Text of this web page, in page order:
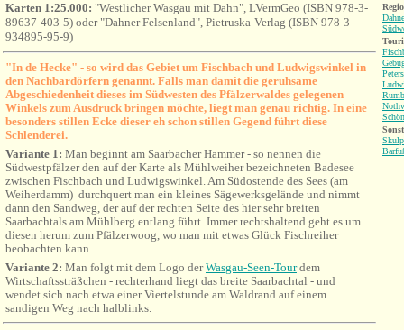
Karten 1:25.000: "Westlicher Wasgau mit Dahn", LVermGeo (ISBN 978-3-
89637-403-5) oder "Dahner Felsenland", Pietruska-Verlag (ISBN 978-3-
934895-95-9)
"In de Hecke" - so wird das Gebiet um Fischbach und Ludwigswinkel in
den Nachbardörfern genannt. Falls man damit die geruhsame
Abgeschiedenheit dieses im Südwesten des Pfälzerwaldes gelegenen
Winkels zum Ausdruck bringen möchte, liegt man genau richtig. In eine
besonders stillen Ecke dieser eh schon stillen Gegend führt diese
Schlenderei.
Variante 1: Man beginnt am Saarbacher Hammer - so nennen die
Südwestpfälzer den auf der Karte als Mühlweiher bezeichneten Badesee
zwischen Fischbach und Ludwigswinkel. Am Südostende des Sees (am
Weiherdamm) durchquert man ein kleines Sägewerksgelände und nimmt
dann den Sandweg, der auf der rechten Seite des hier sehr breiten
Saarbachtals am Mühlberg entlang führt. Immer rechtshaltend geht es um
diesen herum zum Pfälzerwoog, wo man mit etwas Glück Fischreiher
beobachten kann.
Variante 2: Man folgt mit dem Logo derWasgau-Seen-Tourdem
Wirtschaftssträßchen - rechterhand liegt das breite Saarbachtal - und
wendet sich nach etwa einer Viertelstunde am Waldrand auf einem
sandigen Weg nach halblinks.